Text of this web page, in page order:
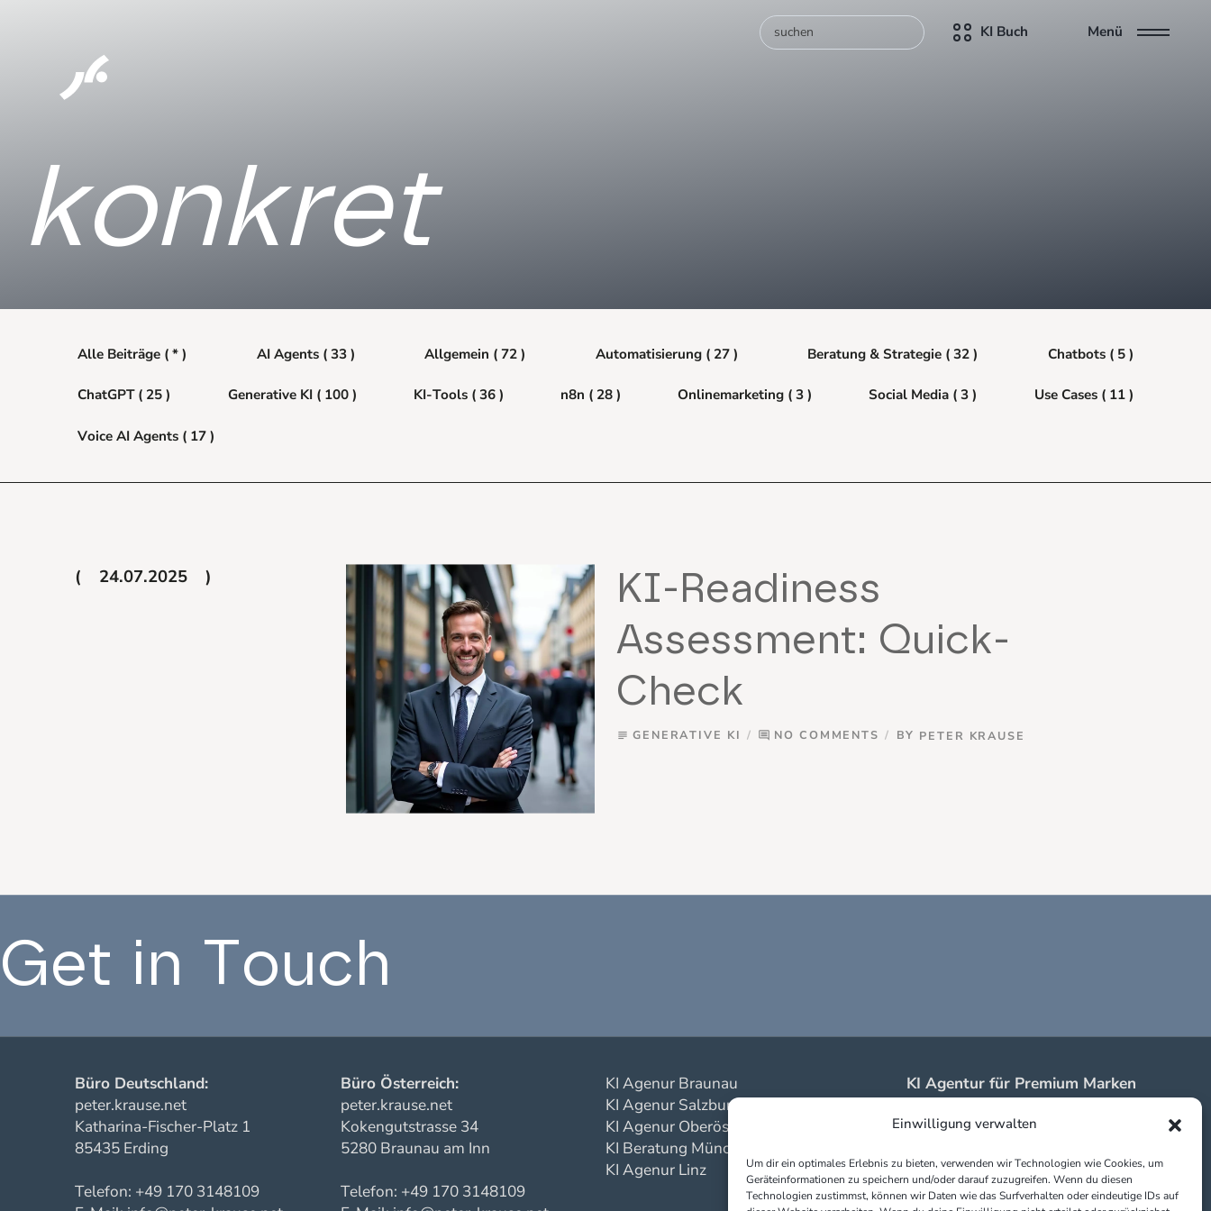
Einwilligung verwalten
Um dir ein optimales Erlebnis zu bieten, verwenden wir Technologien wie Cookies, um
Geräteinformationen zu speichern und/oder darauf zuzugreifen. Wenn du diesen
Technologien zustimmst, können wir Daten wie das Surfverhalten oder eindeutige IDs auf
KI Buch Menü
konkret
Alle Beiträge ( * ) AI Agents ( 33 ) Allgemein ( 72 ) Automatisierung ( 27 ) Beratung & Strategie ( 32 ) Chatbots ( 5 )
ChatGPT ( 25 ) Generative KI ( 100 ) KI-Tools ( 36 ) n8n ( 28 ) Onlinemarketing ( 3 ) Social Media ( 3 ) Use Cases ( 11 )
Voice AI Agents ( 17 )
24.07.2025
KI-Readiness
Assessment: Quick-
Check
subject GENERATIVE KI comment NO COMMENTS BY PETER KRAUSE
Get in Touch
Büro Deutschland:
peter.krause.net
Katharina-Fischer-Platz 1
85435 Erding
Telefon: +49 170 3148109
Büro Österreich:
peter.krause.net
Kokengutstrasse 34
5280 Braunau am Inn
Telefon: +49 170 3148109
KI Agenur Braunau
KI Agenur Salzburg
KI Agenur Oberösterreich
KI Beratung München
KI Agenur Linz
KI Agentur für Premium Marken
Partner: